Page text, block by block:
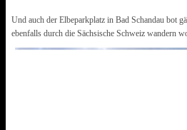
Und auch der Elbeparkplatz in Bad Schandau bot
ebenfalls durch die Sächsische Schweiz wandern